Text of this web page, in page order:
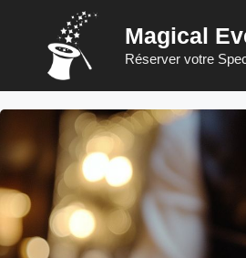
contenu
Magical
Réserver votre